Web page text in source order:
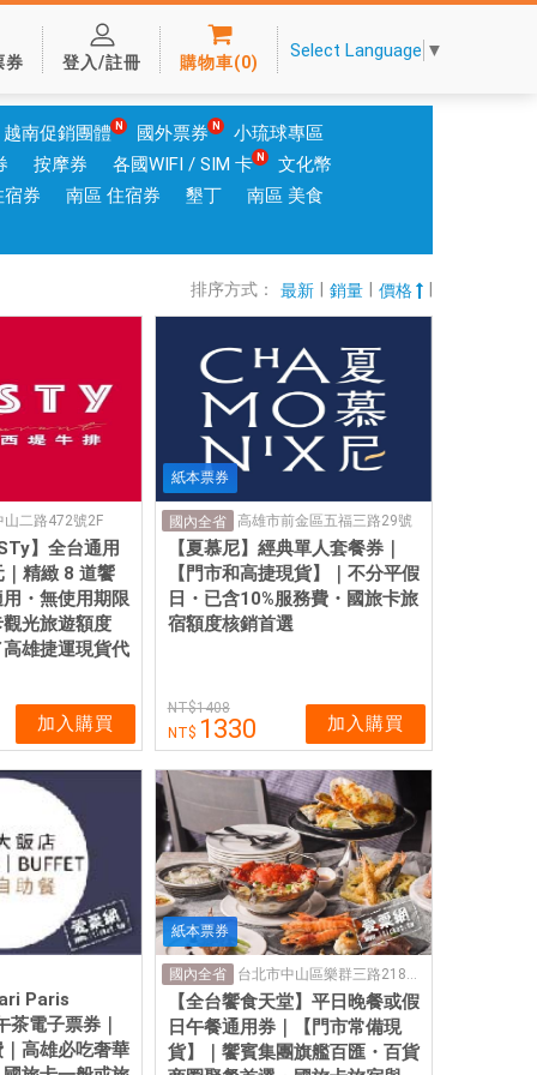
券 登入/註冊 購物車(0)
Select Language ▼
越南促銷團體 國外票券
小琉球專區
按摩券 各國WIFI / SIM 卡
文化幣
宿券
南區 住宿券 墾丁 南區 美食
排序方式： 最新 銷量 價格
山二路472號2F
】全台通用
精緻 8 道饗
・無使用期限
光旅遊額度
雄捷運現貨代
加入購買
紙本票券
國內全省 高雄市前金區五福三路29號
【夏慕尼】經典單人套餐券｜
【門市和高捷現貨】｜不分平假
日・已含10%服務費・國旅卡旅
宿額度核銷首選
1408
1330 加入購買
Paris
電子票券｜
高雄必吃奢華
紙本票券
國內全省
【全台饗食天堂】平日晚餐或假
日午餐通用券｜【門市常備現
貨】｜饗賓集團旗艦百匯・百貨